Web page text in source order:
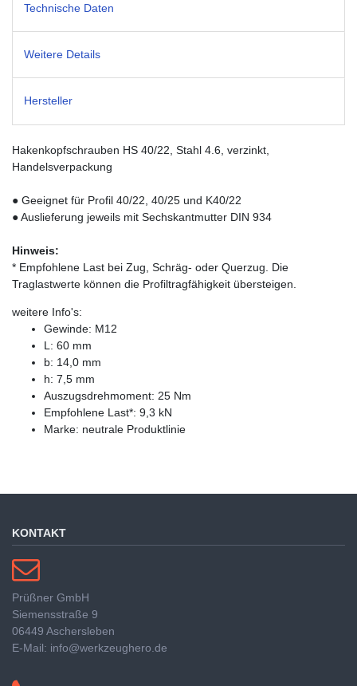
Technische Daten
Weitere Details
Hersteller
Hakenkopfschrauben HS 40/22, Stahl 4.6, verzinkt,
Handelsverpackung
● Geeignet für Profil 40/22, 40/25 und K40/22
● Auslieferung jeweils mit Sechskantmutter DIN 934
Hinweis:
* Empfohlene Last bei Zug, Schräg- oder Querzug. Die
Traglastwerte können die Profiltragfähigkeit übersteigen.
weitere Info's:
Gewinde: M12
L: 60 mm
b: 14,0 mm
h: 7,5 mm
Auszugsdrehmoment: 25 Nm
Empfohlene Last*: 9,3 kN
Marke: neutrale Produktlinie
KONTAKT
Prüßner GmbH
Siemensstraße 9
06449 Aschersleben
E-Mail: info@werkzeughero.de